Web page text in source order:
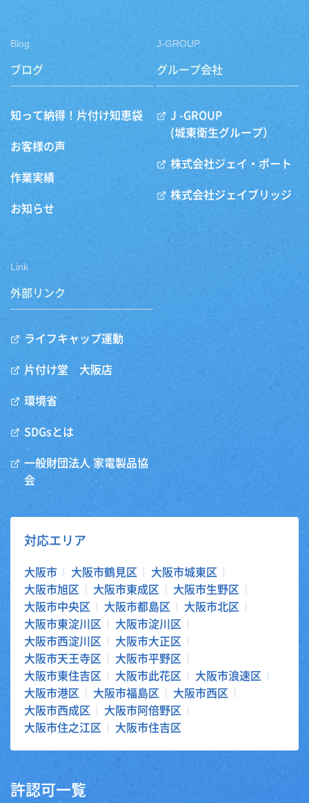
Blog
ブログ
知って納得！片付け知恵袋
お客様の声
作業実績
お知らせ
J-GROUP
グループ会社
J -GROUP
(城東衛生グループ）
株式会社ジェイ・ポート
株式会社ジェイブリッジ
Link
外部リンク
ライフキャップ運動
片付け堂 大阪店
環境省
SDGsとは
一般財団法人 家電製品協
会
対応エリア
大阪市 大阪市鶴見区
大阪市城東区
大阪市旭区
大阪市東成区
大阪市生野区
大阪市中央区
大阪市都島区
大阪市北区
大阪市東淀川区
大阪市淀川区
大阪市西淀川区
大阪市大正区
大阪市天王寺区
大阪市平野区
大阪市東住吉区
大阪市此花区
大阪市浪速区
大阪市港区
大阪市福島区
大阪市西区
大阪市西成区
大阪市阿倍野区
大阪市住之江区
大阪市住吉区
許認可一覧